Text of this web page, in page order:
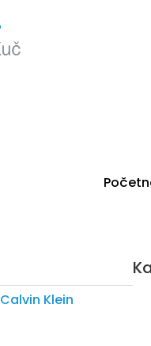
Calvin Klein